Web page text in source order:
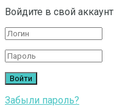
Войдите в свой аккаунт
Забыли пароль?